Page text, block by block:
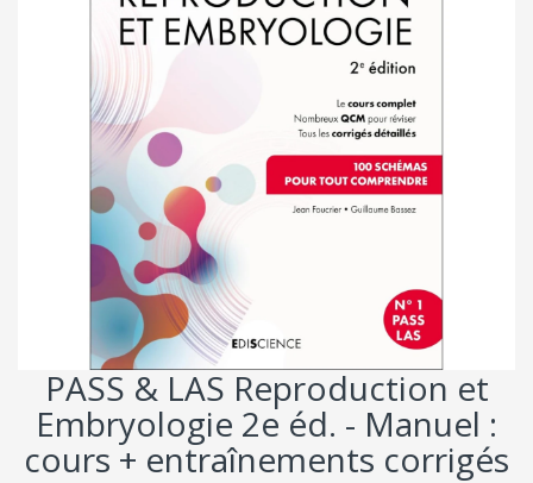
PASS & LAS Reproduction et
Embryologie 2e éd. - Manuel :
cours + entraînements corrigés